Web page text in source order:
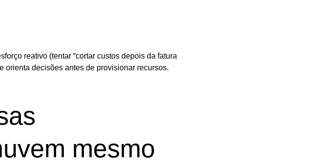
reativo (tentar “cortar custos depois da fatura
orienta decisões antes de provisionar recursos.
mesmo